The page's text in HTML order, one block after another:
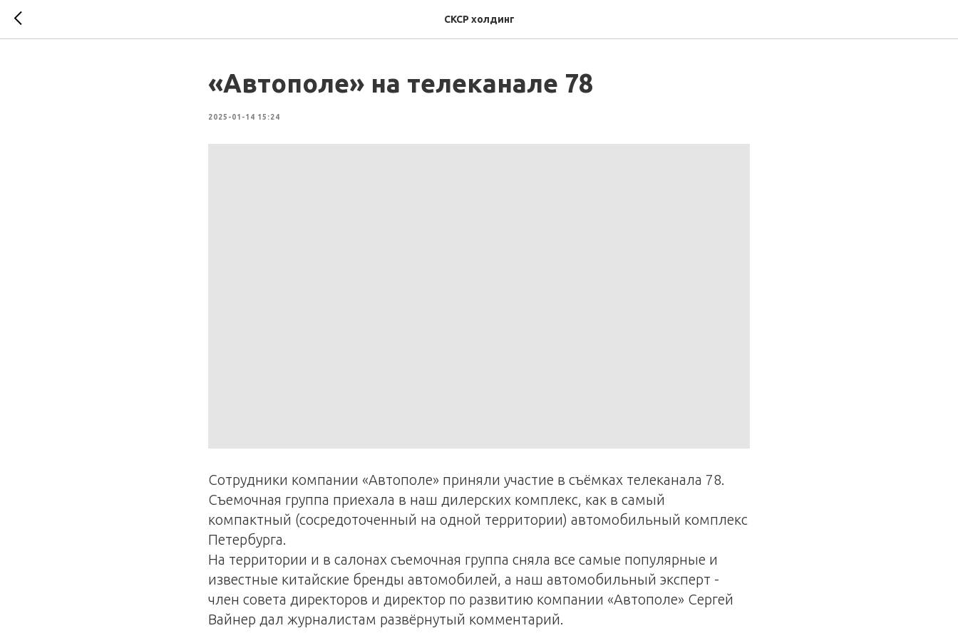
СКСР холдинг
«Автополе» на телеканале 78
2025-01-14 15:24
Сотрудники компании «Автополе» приняли участие в съёмках телеканала 78.
Съемочная группа приехала в наш дилерских комплекс, как в самый
компактный (сосредоточенный на одной территории) автомобильный комплекс
Петербурга.
На территории и в салонах съемочная группа сняла все самые популярные и
известные китайские бренды автомобилей, а наш автомобильный эксперт -
член совета директоров и директор по развитию компании «Автополе» Сергей
Вайнер дал журналистам развёрнутый комментарий.